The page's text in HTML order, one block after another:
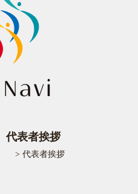
代表者挨拶
> 代表者挨拶